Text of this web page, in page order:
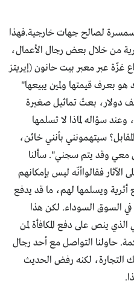
لصالح جهات خارجية.فهذا
من خلال بعض رجال الأعمال،
عبر معبر بيت حانون (إيريتز
بعرف قيمتها ولمين يبيعها"
دولار، بعتُ تماثيل صغيرة
سؤاله لماذا لا تسلمها
سيتهمونني بأنني خائن،
وقد يتم سجني". سألنا
فقالواأنّه ليس بإمكانهم
أثرية ويسلمها لهم، ما قد يدفع
في السوق السوداء. لكن هذا
ينص على دفع المكافأة لمن
حاولنا التواصل مع أحد رجال
التجارة، لكنه رفض الحديث